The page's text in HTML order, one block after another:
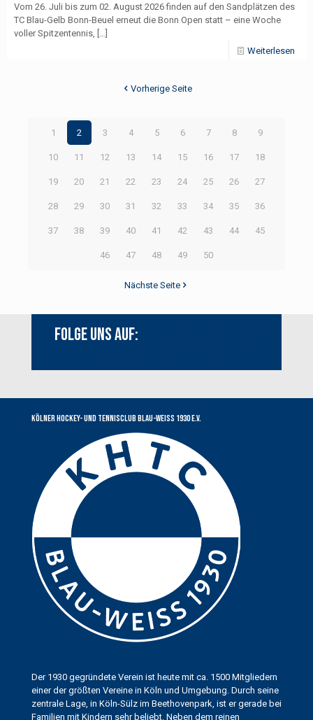
Vom 26. Juli bis zum 02. August 2026 finden auf den Sandplätzen des
TC Blau-Gelb Bonn-Beuel erneut die Bonn Open statt – eine Woche
voller Spitzentennis, […]
Weiterlesen
Vorherige Seite
1 2 3 4 5 6 7 8 9
10 11 12 13 14 15 16 17 18
19 20 21 22 23 24 25 26 27
28 29 30 31 32 33 34 35 36
37 38 39 40 41 42 43 44 45
46 47 48 49 50
Nächste Seite
Folge uns auf:
Kölner Hockey- und Tennisclub Blau-Weiss 1930 e.V.
Der 1930 gegründete Verein ist heute mit ca. 1500 Mitgliedern
einer der größten Vereine in Köln und Umgebung. Durch seine
zentrale Lage, in Köln-Sülz im Beethovenpark, ist er gerade bei
Familien mit Kindern sehr beliebt. Neben dem reinen